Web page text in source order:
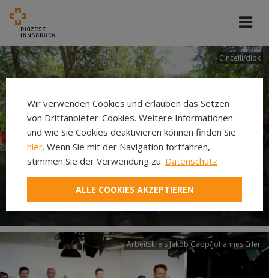
Cincelli/dibk
Neuer Pilgerweg Via
Laudato si’
Arbeitskreis Jakob Gapp/Johannes Erler
Wir verwenden Cookies und erlauben das Setzen
von Drittanbieter-Cookies. Weitere Informationen
und wie Sie Cookies deaktivieren können finden Sie
hier. Wenn Sie mit der Navigation fortfahren,
stimmen Sie der Verwendung zu. Datenschutz
ALLE COOKIES AKZEPTIEREN